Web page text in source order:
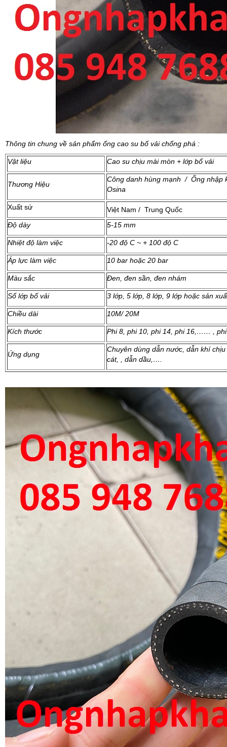
Thông tin chung về sản phẩm ống cao su bố vải chống phá :
Vật liệu Cao su chịu mài mòn + lớp bố vải
Thương Hiệu
Công danh hùng mạnh / Ống nhập
Osina
Xuất sứ
Việt Nam / Trung Quốc
Độ dày
5-15 mm
Nhiệt độ làm việc -20 độ C ~ + 100 độ C
Áp lực làm việc 10 bar hoặc 20 bar
Màu sắc Đen, đen sần, đen nhám
Số lớp bố vải 3 lớp, 5 lớp, 8 lớp, 9 lớp hoặc sản
Chiều dài 10M/ 20M
Kích thước Phi 8, phi 10, phi 14, phi 16,…… ,
Ứng dụng
Chuyên dùng dẫn nước, dẫn khí
cát, , dẫn dầu,….